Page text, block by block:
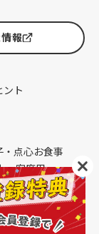
報
ント
・点心お食事
・客席用
（配送便限定）